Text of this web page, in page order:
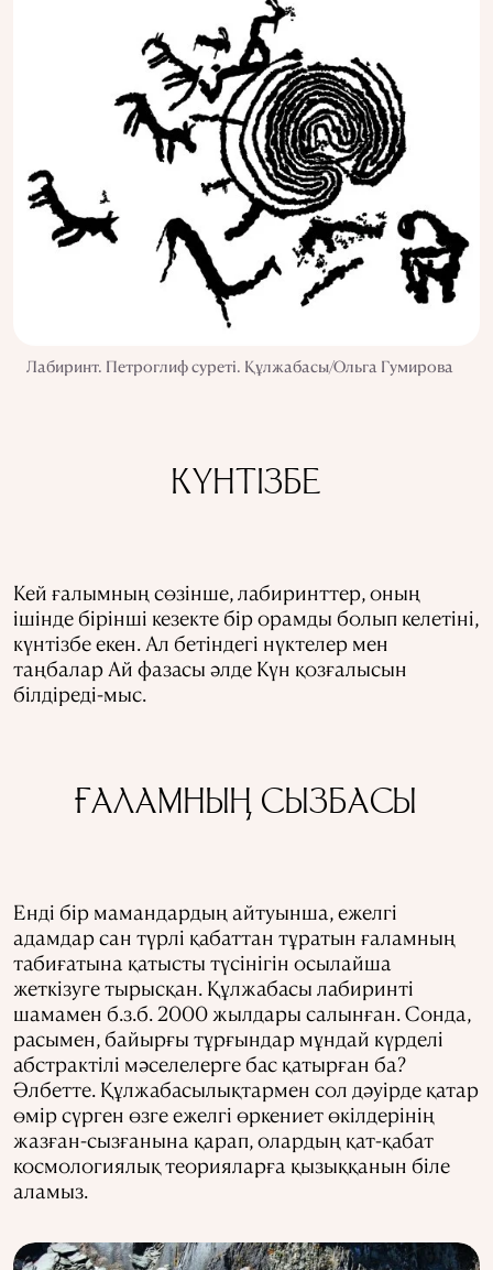
Лабиринт. Петроглиф суреті. Құлжабасы/Ольга Гумирова
КҮНТІЗБЕ
Кей ғалымның сөзінше, лабиринттер, оның
ішінде бірінші кезекте бір орамды болып келетіні,
күнтізбе екен. Ал бетіндегі нүктелер мен
таңбалар Ай фазасы әлде Күн қозғалысын
білдіреді-мыс.
ҒАЛАМНЫҢ СЫЗБАСЫ
Енді бір мамандардың айтуынша, ежелгі
адамдар сан түрлі қабаттан тұратын ғаламның
табиғатына қатысты түсінігін осылайша
жеткізуге тырысқан. Құлжабасы лабиринті
шамамен б.з.б. 2000 жылдары салынған. Сонда,
расымен, байырғы тұрғындар мұндай күрделі
абстрактілі мәселелерге бас қатырған ба?
Әлбетте. Құлжабасылықтармен сол дәуірде қатар
өмір сүрген өзге ежелгі өркениет өкілдерінің
жазған-сызғанына қарап, олардың қат-қабат
космологиялық теорияларға қызыққанын біле
аламыз.